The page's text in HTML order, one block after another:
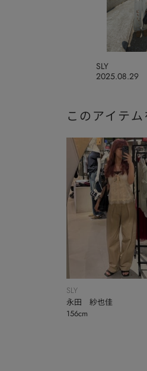
2025.08.29
SLY
このアイテ
SLY
永田 紗也佳
156cm